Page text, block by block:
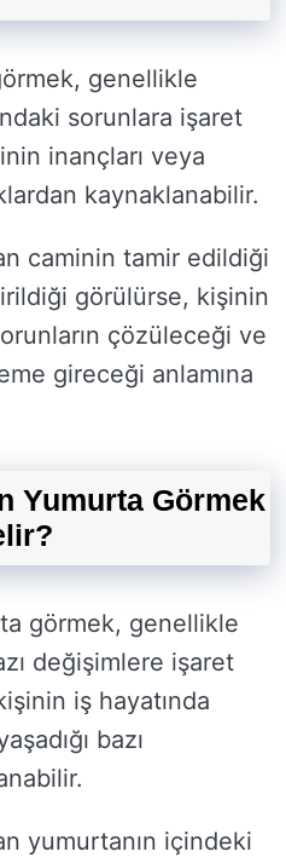
genellikle
sorunlara işaret
inançları veya
kaynaklanabilir.
caminin tamir edildiği
görülürse, kişinin
çözüleceği ve
gireceği anlamına
Yumurta Görmek
görmek, genellikle
değişimlere işaret
iş hayatında
bazı
yumurtanın içindeki